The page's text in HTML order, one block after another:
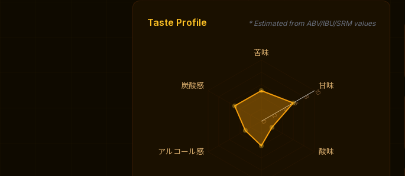
Taste Profile * Estimated from ABV/IBU/SRM values
苦味
甘味
酸味
アルコール感
炭酸感
0
2
4
6
8
10